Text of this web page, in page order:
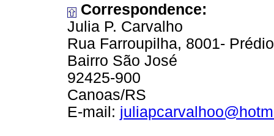
Correspondence:
Julia P. Carvalho
Rua Farroupilha, 8001-
Bairro São José
92425-900
Canoas/RS
E-mail: